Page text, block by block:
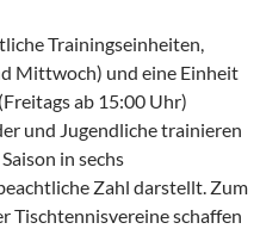
Trainingseinheiten,
Mittwoch) und eine Einheit
ab 15:00 Uhr)
und Jugendliche trainieren
in sechs
Zahl darstellt. Zum
Tischtennisvereine schaffen